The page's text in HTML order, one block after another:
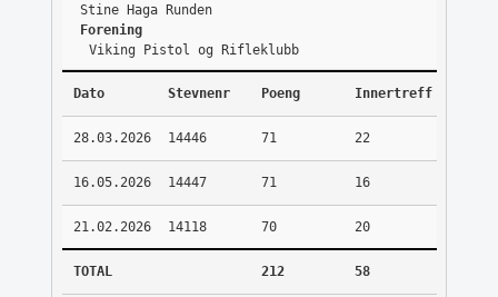
Stine Haga Runden
Forening
Viking Pistol og Rifleklubb
Dato Stevnenr Poeng Innertreff
28.03.2026 14446 71 22
16.05.2026 14447 71 16
21.02.2026 14118 70 20
TOTAL 212 58